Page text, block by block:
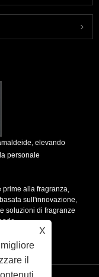
elevando
personale
prime alla fragranza,
sull'innovazione,
soluzioni di fragranze
X
il